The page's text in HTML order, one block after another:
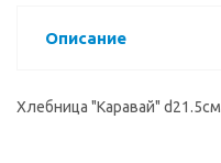
Описание
Хлебница "Каравай" d21.5см